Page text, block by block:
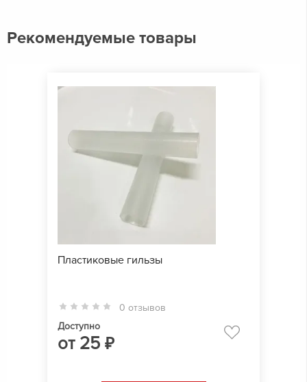
Рекомендуемые товары
Пластиковые гильзы
0 отзывов
Доступно
от 25 ₽